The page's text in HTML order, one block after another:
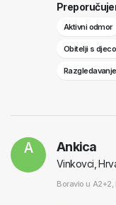
Aktivni odmor
Obitelji s
Razgledavanje
A Ankica
Vinkovci,
Boravio u A2+2,